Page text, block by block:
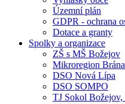
Územní plán
GDPR - ochrana
Dotace a granty
Spolky a organizace
ZŠ s MŠ Božejov
Mikroregion
DSO Nová Lípa
DSO SOMPO
TJ Sokol Božejov,